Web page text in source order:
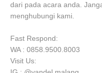
dari pada acara anda.
menghubungi kami.
Fast Respond:
WA : 0858.9500.8003
Visit Us: